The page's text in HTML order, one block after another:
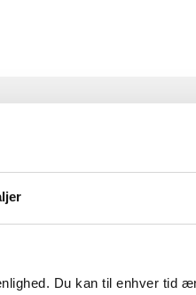
Du kan til enhver tid